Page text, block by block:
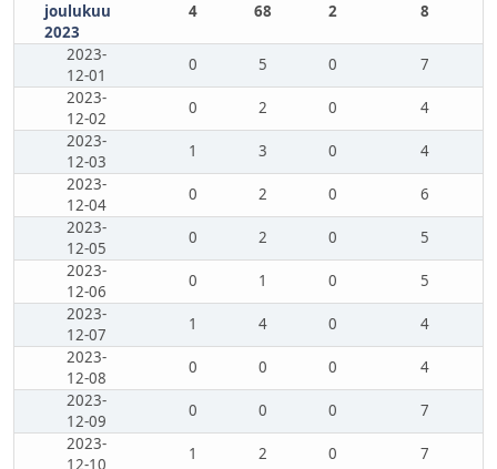
joulukuu
2023
4 68 2 8
2023-
12-01
0 5 0
7
2023-
12-02
0 2 0
4
2023-
12-03
1 3 0
4
2023-
12-04
0 2 0
6
2023-
12-05
0 2 0
5
2023-
12-06
0 1 0
5
2023-
12-07
1 4 0
4
2023-
12-08
0 0 0
4
2023-
12-09
0 0 0
7
2023-
12-10
1 2 0
7